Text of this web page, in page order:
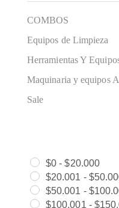
COMBOS
Equipos de Limpieza
Herramientas Y
Maquinaria y equipos
Sale
$0 -$20.000
$20.001 - $
$50.001 - $
$100.001 - $